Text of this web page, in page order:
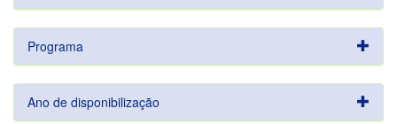
Programa
Ano de disponibilização